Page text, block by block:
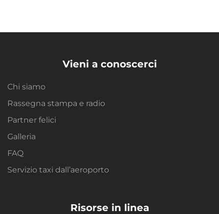
Vieni a conoscerci
Chi siamo
Rassegna stampa e radio
Partner felici
Galleria
FAQ
Servizio taxi dall’aeroporto
Risorse in linea